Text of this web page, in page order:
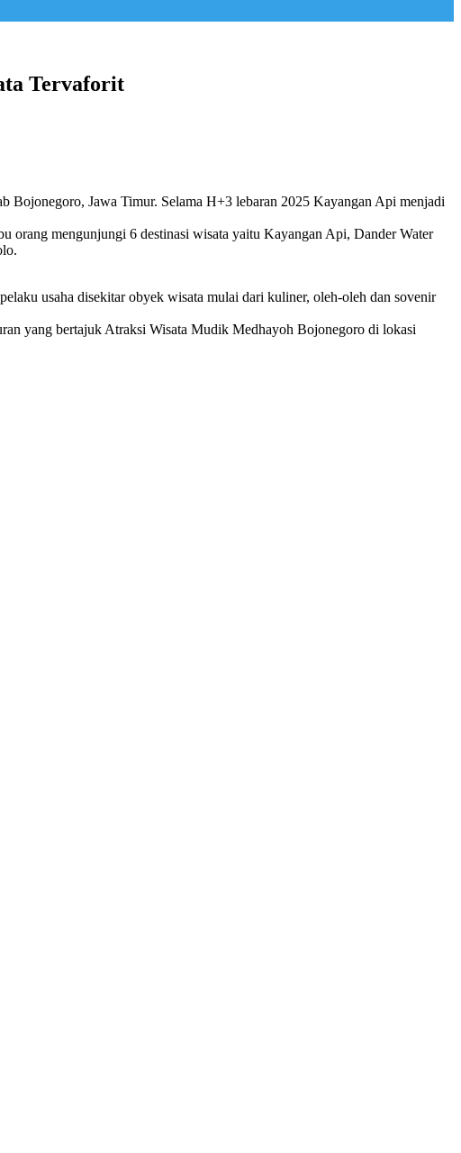
Tervaforit
Bojonegoro, Jawa Timur. Selama H+3 lebaran 2025 Kayangan Api menjadi
orang mengunjungi 6 destinasi wisata yaitu Kayangan Api, Dander Water
usaha disekitar obyek wisata mulai dari kuliner, oleh-oleh dan sovenir
yang bertajuk Atraksi Wisata Mudik Medhayoh Bojonegoro di lokasi